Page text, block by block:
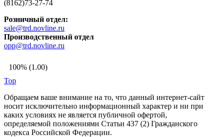
(8162)73-27-74
Розничный отдел:
sale@trd.novline.ru
Производственный отдел
opp@trd.novline.ru
100% (1.00)
Top
Обращаем ваше внимание на то, что данный интернет-сайт
носит исключительно информационный характер и ни при
каких условиях не является публичной офертой,
определяемой положениями Статьи 437 (2) Гражданского
кодекса Российской Федерации.